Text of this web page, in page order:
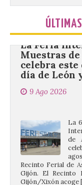
La Feria
Muestras
celebra
día de León
9 Ago 2026
de
Recinto Ferial de
Gijón. El Recinto
Gijón/Xixón acoge